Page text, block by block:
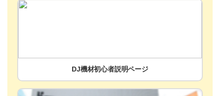
DJ機材初心者説明ページ